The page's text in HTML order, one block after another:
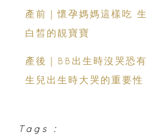
產前｜懷孕媽媽這樣吃
白皙的靚寶寶
產後｜BB出生時沒哭恐
生兒出生時大哭的重要性
Tags :